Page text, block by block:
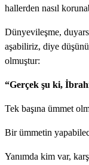
hallerden nasıl
Dünyevileşme,
aşabiliriz, diye
olmuştur:
“Gerçek şu ki,
Tek başına ümmet
Bir ümmetin
Yanımda kim var,